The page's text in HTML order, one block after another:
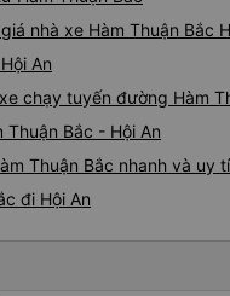
nhà xe Hàm Thuận Bắc
An
chạy tuyến đường Hàm
Bắc - Hội An
Thuận Bắc nhanh và uy
đi Hội An